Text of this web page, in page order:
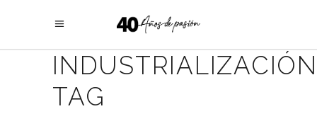
INDUSTRIALIZACIÓN
TAG